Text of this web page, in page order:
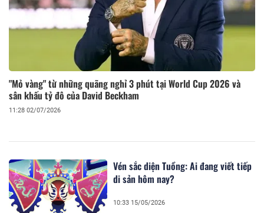
"Mỏ vàng" từ những quãng nghỉ 3 phút tại World Cup 2026 và
sân khấu tỷ đô của David Beckham
11:28 02/07/2026
Vén sắc diện Tuồng: Ai đang viết tiếp
di sản hôm nay?
10:33 15/05/2026